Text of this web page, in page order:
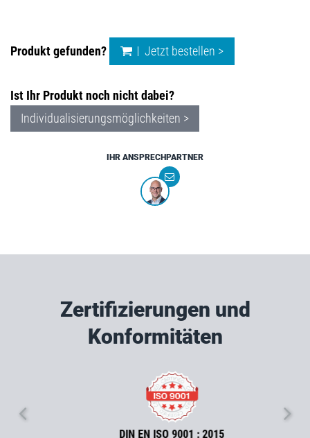
Produkt gefunden? Jetzt bestellen >
Ist Ihr Produkt noch nicht dabei?
Individualisierungsmöglichkeiten >
IHR ANSPRECHPARTNER
Zertifizierungen und
Konformitäten
DIN EN ISO 9001 : 2015